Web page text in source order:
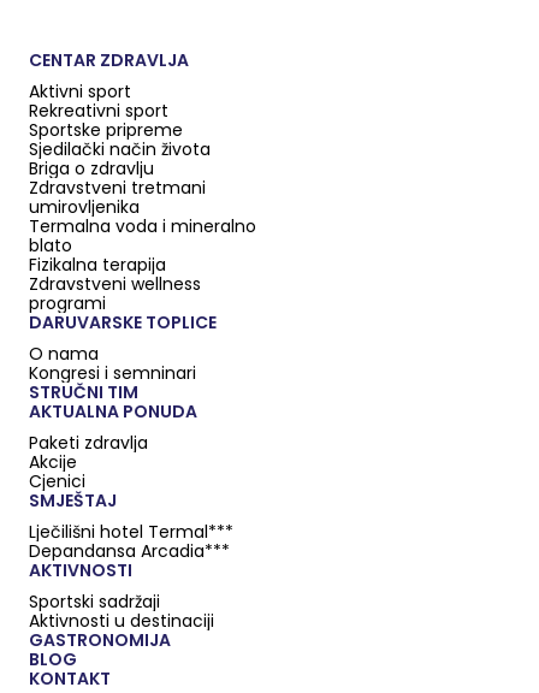
CENTAR ZDRAVLJA
Aktivni sport
Rekreativni sport
Sportske pripreme
Sjedilački način života
Briga o zdravlju
Zdravstveni tretmani
umirovljenika
Termalna voda i mineralno
blato
Fizikalna terapija
Zdravstveni wellness
programi
DARUVARSKE TOPLICE
O nama
Kongresi i semninari
STRUČNI TIM
AKTUALNA PONUDA
Paketi zdravlja
Akcije
Cjenici
SMJEŠTAJ
Lječilišni hotel Termal***
Depandansa Arcadia***
AKTIVNOSTI
Sportski sadržaji
Aktivnosti u destinaciji
GASTRONOMIJA
BLOG
KONTAKT